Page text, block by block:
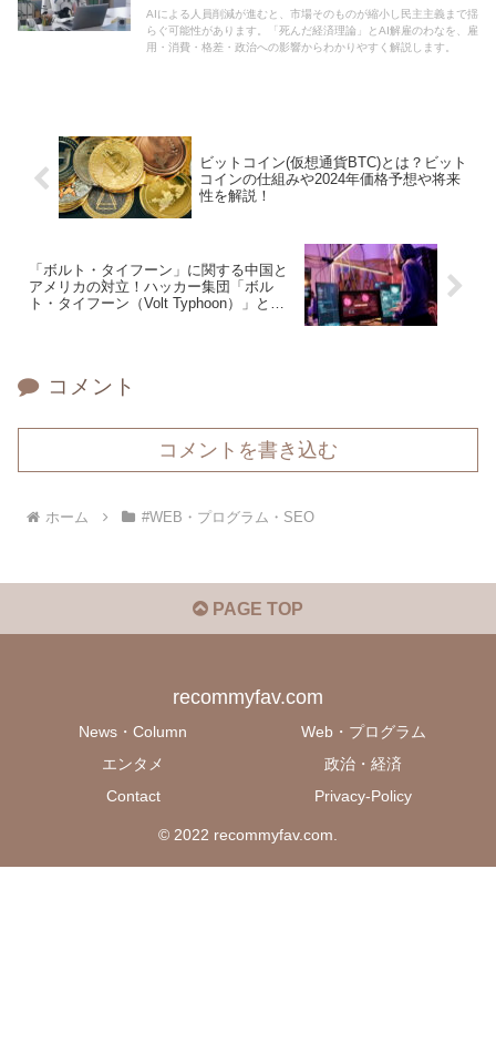
AIによる人員削減が進むと、市場そのものが縮小し民主主義まで揺
らぐ可能性があります。「死んだ経済理論」とAI解雇のわなを、雇
用・消費・格差・政治への影響からわかりやすく解説します。
ビットコイン(仮想通貨BTC)とは？ビット
コインの仕組みや2024年価格予想や将来
性を解説！
「ボルト・タイフーン」に関する中国と
アメリカの対立！ハッカー集団「ボル
ト・タイフーン（Volt Typhoon）」と
コメント
コメントを書き込む
ホーム #WEB・プログラム・SEO
PAGE TOP
recommyfav.com
News・Column
Web・プログラム
エンタメ
政治・経済
Contact
Privacy-Policy
© 2022 recommyfav.com.